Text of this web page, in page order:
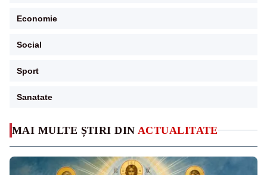
MAI MULTE ȘTIRI DIN ACTUALITATE
Economie
Social
Sport
Sanatate